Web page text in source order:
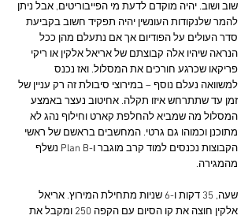
שוב ושוב. יהיה מוקדם לדעת מי הפייבוריטים, אבל ניתן
להמר שלנקודות העונשין יהיה תפקיד חשוב בקביעת
סדר העולים על הפודיום אך אם נתעלם מהן ככל
הנראה שיהיו אלה קבוצתם של אריאל אלקין או ריקי
פריקאו שכרגע חורכים את המסלול. ואז נכנס
למשוואה נעלם נוסף – במירוצי סיבולת זה רק עניין של
זמן עד שתתרחש איזו תקלה. אחיטוב נעצר באמצע
המסלול מה שמביא להחלפת קארט וחילוף נהג לא
מתוכנן וכמוהו גם גרטי. המחשבים בראשם של ראשי
הקבוצות נכנסים למוד קרב מוגבר ו-Plan B נשלף
מהמגירה.
שעה, 35 דקות ו-6 שניות מתחילת המירוץ. אריאל
אלקין חוצה את קו הסיום עם הקפה 250 ומקבל את